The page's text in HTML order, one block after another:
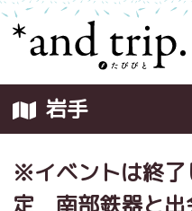
岩手
※イベントは終
定 南部鉄器と出